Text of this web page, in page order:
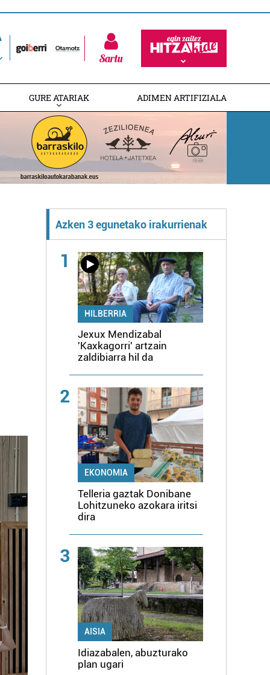
Sartu
GURE ATARIAK ADIMEN ARTIFIZIALA
Azken 3 egunetako irakurrienak
1
HILBERRIA
Jexux Mendizabal
'Kaxkagorri' artzain
zaldibiarra hil da
2
EKONOMIA
Telleria gaztak Donibane
Lohitzuneko azokara iritsi
dira
3
AISIA
Idiazabalen, abuzturako
plan ugari